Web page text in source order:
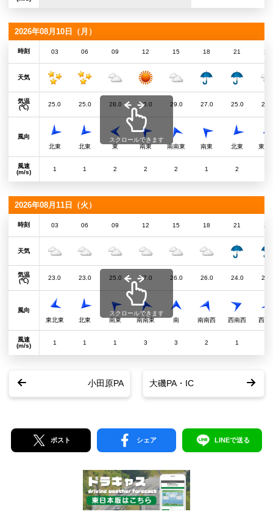
2026年08月10日（月）
時刻 03 06 09 12 15 18 21 24
天気
気温
(℃)
25.0 25.0 28.0 30.0 29.0 27.0 25.0
風向
北東
北東 東 南東 南南東 南東 北東 東北
風速
(m/s)
1 1 2 2 2 1 2
スクロールできます
2026年08月11日（火）
時刻 03 06 09 12 15 18 21 24
天気
気温
(℃)
23.0 23.0 25.0 27.0 26.0 26.0 24.0
風向
東北東
北東 南東 南南東 南 南南西 西南西 西北
風速
(m/s)
1 1 1 3 3 2 1
スクロールできます
小田原PA 大磯PA・IC
ポスト シェア LINEで送る